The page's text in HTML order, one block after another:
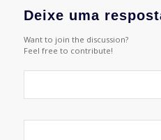
Deixe uma
Want to join the discussion?
Feel free to contribute!